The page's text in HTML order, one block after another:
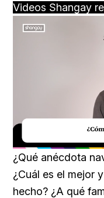
Videos Shangay
Unmute
¿Qué anécdota
¿Cuál es el mejor
hecho? ¿A qué